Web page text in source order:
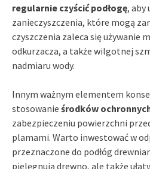
regularnie czyścić podłogę, aby
zanieczyszczenia, które mogą
czyszczenia zaleca się używanie
odkurzacza, a także wilgotnej
nadmiaru wody.
Innym ważnym elementem
stosowanie środków
zabezpieczeniu powierzchni
plamami. Warto inwestować w
przeznaczone do podłóg
pielęgnują drewno, ale także